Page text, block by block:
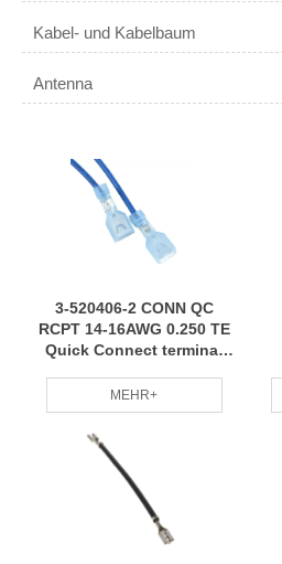
Kabel- und Kabelbaum
Antenna
3-520406-2 CONN QC
RCPT 14-16AWG 0.250 TE
Quick Connect terminal
MEHR+